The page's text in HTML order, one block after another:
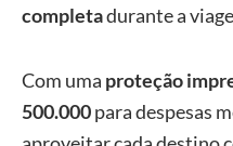
Affinity
(viaMelhor
completadurante a
Com uma proteção
500.000para despesas